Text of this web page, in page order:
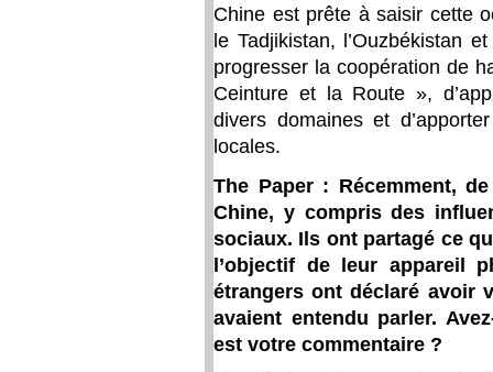
Chine est prête à saisir cette
le Tadjikistan, l’Ouzbékistan
progresser la coopération de
Ceinture et la Route »,
divers domaines et
locales.
The Paper : Récemment,
Chine, y compris des
sociaux. Ils ont partagé ce
l’objectif de leur appareil
étrangers ont déclaré avoir
avaient entendu parler.
est votre commentaire ?